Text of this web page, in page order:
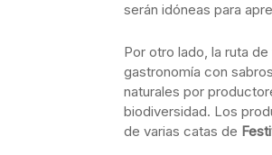
serán idóneas para
Por otro lado, la ruta
gastronomía con
naturales por
biodiversidad. Los
de varias catas de